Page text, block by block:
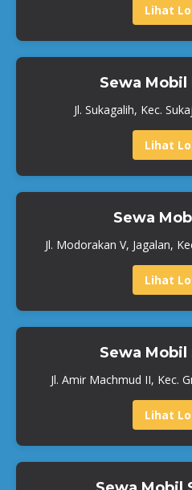
Lihat
Sewa
Jl. Sukagalih, Kec.
Lihat
Sewa
Jl. Modorakan V, Jagalan,
Lihat
Sewa Mobil
Jl. Amir Machmud II, Kec.
Lihat